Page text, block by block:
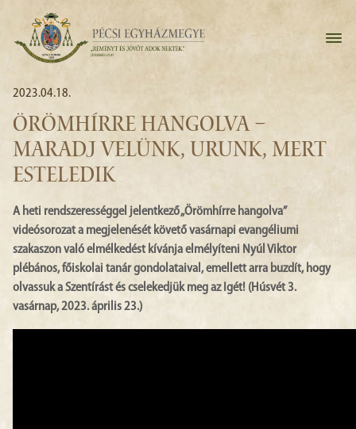
2023.04.18.
ÖRÖMHÍRRE HANGOLVA –
MARADJ VELÜNK, URUNK, MERT
ESTELEDIK
A heti rendszerességgel jelentkező „Örömhírre hangolva”
videósorozat a megjelenését követő vasárnapi evangéliumi
szakaszon való elmélkedést kívánja elmélyíteni Nyúl Viktor
plébános, főiskolai tanár gondolataival, emellett arra buzdít, hogy
olvassuk a Szentírást és cselekedjük meg az Igét! (Húsvét 3.
vasárnap, 2023. április 23.)